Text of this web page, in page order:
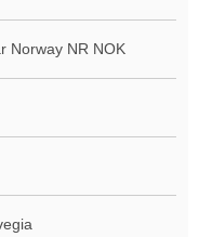
Norway NR NOK